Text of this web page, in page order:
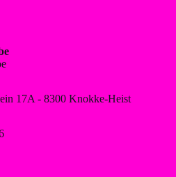
17A - 8300 Knokke-Heist